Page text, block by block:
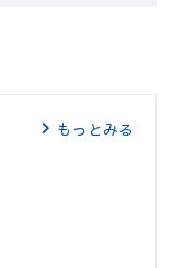
もっとみる